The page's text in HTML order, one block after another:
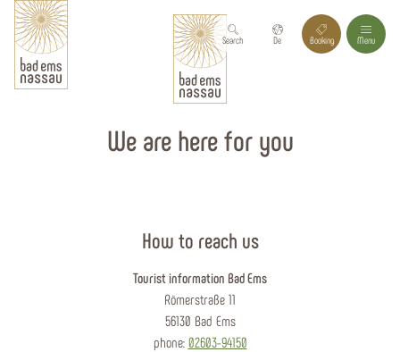
Search De Booking Menu
We are here for you
How to reach us
Tourist information Bad Ems
Römerstraße 11
56130 Bad Ems
phone: 02603-94150